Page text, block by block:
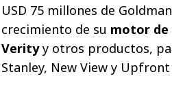
USD 75 millones de
crecimiento de su motor
Verityy otros productos,
Stanley, New View y